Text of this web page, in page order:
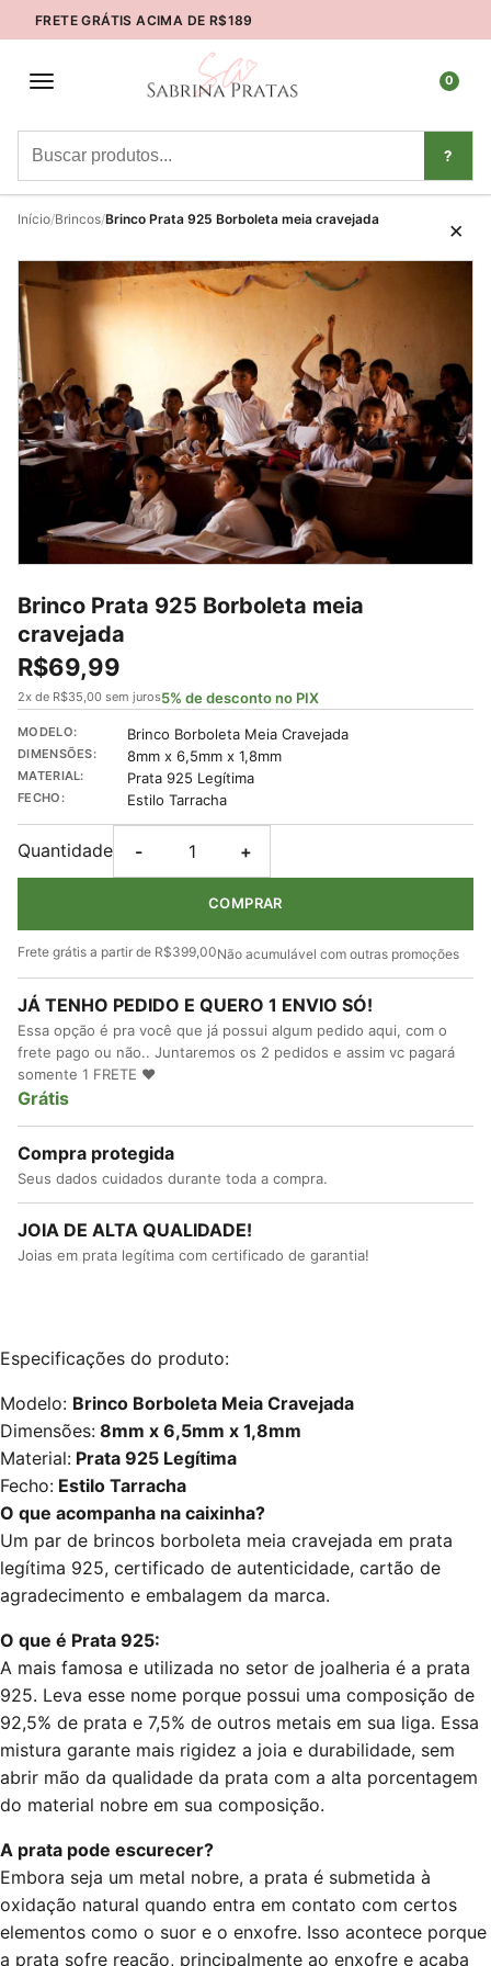
FRETE GRÁTIS ACIMA DE R$189
Iniciar
0
?
×
Início/Brincos/Brinco Prata 925 Borboleta meia cravejada
Brinco Prata 925 Borboleta meia
cravejada
R$69,99
2x de R$35,00 sem juros5% de desconto no PIX
MODELO: Brinco Borboleta Meia Cravejada
DIMENSÕES: 8mm x 6,5mm x 1,8mm
MATERIAL: Prata 925 Legítima
FECHO: Estilo Tarracha
Quantidade - +
COMPRAR
Frete grátis a partir de R$399,00Não acumulável com outras promoções
JÁ TENHO PEDIDO E QUERO 1 ENVIO SÓ!
Essa opção é pra você que já possui algum pedido aqui, com o
frete pago ou não.. Juntaremos os 2 pedidos e assim vc pagará
somente 1 FRETE ♥
Grátis
Compra protegida
Seus dados cuidados durante toda a compra.
JOIA DE ALTA QUALIDADE!
Joias em prata legítima com certificado de garantia!
Especificações do produto:
Modelo: Brinco Borboleta Meia Cravejada
Dimensões: 8mm x 6,5mm x 1,8mm
Material: Prata 925 Legítima
Fecho: Estilo Tarracha
O que acompanha na caixinha?
Um par de brincos borboleta meia cravejada em prata
legítima 925, certificado de autenticidade, cartão de
agradecimento e embalagem da marca.
O que é Prata 925:
A mais famosa e utilizada no setor de joalheria é a prata
925. Leva esse nome porque possui uma composição de
92,5% de prata e 7,5% de outros metais em sua liga. Essa
mistura garante mais rigidez a joia e durabilidade, sem
abrir mão da qualidade da prata com a alta porcentagem
do material nobre em sua composição.
A prata pode escurecer?
Embora seja um metal nobre, a prata é submetida à
oxidação natural quando entra em contato com certos
elementos como o suor e o enxofre. Isso acontece porque
a prata sofre reação, principalmente ao enxofre e acaba